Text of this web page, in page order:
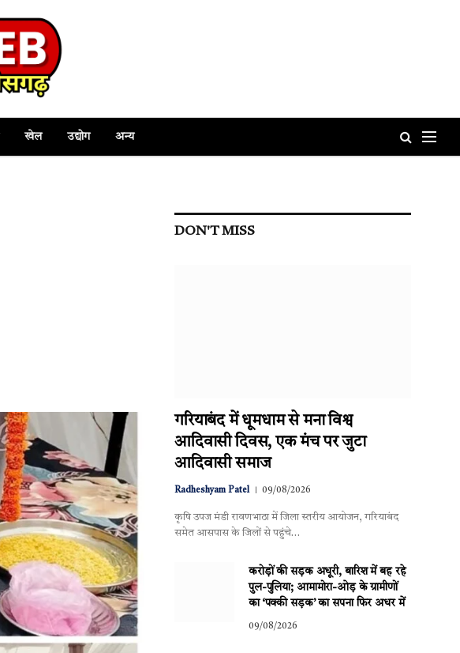
खेल उद्योग अन्य
DON'T MISS
गरियाबंद में धूमधाम से मना विश्व
आदिवासी दिवस, एक मंच पर जुटा
आदिवासी समाज
Radheshyam Patel 09/08/2026
कृषि उपज मंडी रावणभाठा में जिला स्तरीय आयोजन, गरियाबंद
समेत आसपास के जिलों से पहुंचे…
करोड़ों की सड़क अधूरी, बारिश में बह रहे
पुल-पुलिया; आमामोरा-ओड़ के ग्रामीणों
का ‘पक्की सड़क’ का सपना फिर अधर में
09/08/2026